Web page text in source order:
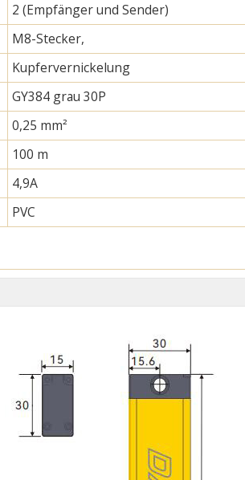
2 (Empfänger und Sender)
M8-Stecker,
Kupfervernickelung
GY384 grau 30P
0,25 mm²
100 m
4,9A
PVC